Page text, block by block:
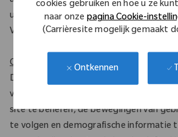
cookies gebruiken en hoe u ze
naar onze pagina Cookie-
(Carrièresite mogelijk gemaakt
Ontkennen
uitschakelt, worden de geografische
Vacaturesite niet langer aan u geleverd.
Cookies van derden
Deze carrièresite en onze partners
vergelijkbare technologieën om trends
site te beheren, de bewegingen van
te volgen en demografische informatie